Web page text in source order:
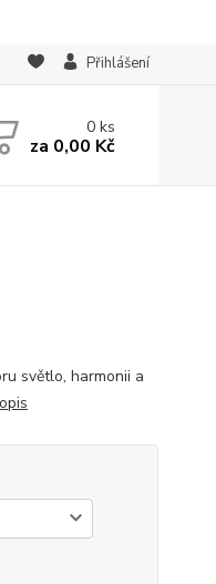
Přihlášení
0ks
za 0,00 Kč
světlo, harmonii a